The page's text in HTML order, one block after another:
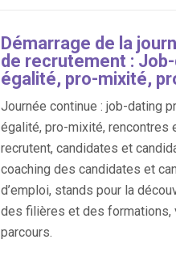
Démarrage de la
de recrutement :
égalité, pro-mixité,
Journée continue : job-dating
égalité, pro-mixité, rencontres
recrutent, candidates et
coaching des candidates et
d’emploi, stands pour la
des filières et des formations,
parcours.